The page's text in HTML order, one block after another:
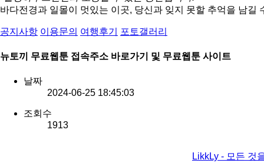
바다전경과 일몰이 멋있는 이곳, 당신과 잊지 못할 추억을 남길
공지사항 이용문의 여행후기 포토갤러리
뉴토끼 무료웹툰 접속주소 바로가기 및 무료웹툰 사이트
날짜
2024-06-25 18:45:03
조회수
1913
LikkLy - 모든 것